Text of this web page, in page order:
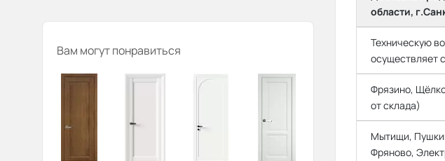
Вам могут понравиться
области,
Техническую
осуществляет
Фрязино,
от склада)
Мытищи,
Фряново,